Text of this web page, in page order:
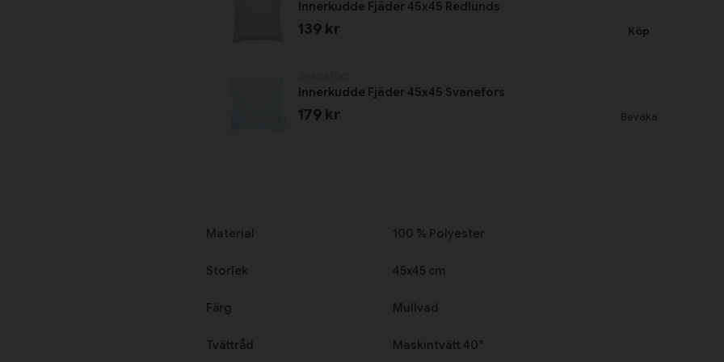
Innerkudde Fjäder 45x45 Redlunds
139 kr Köp
Innerkudde Fjäder 45x45 Svanefors
179 kr Bevaka
Material 100 % Polyester
Storlek 45x45 cm
Färg Mullvad
Tvättråd Maskintvätt 40°